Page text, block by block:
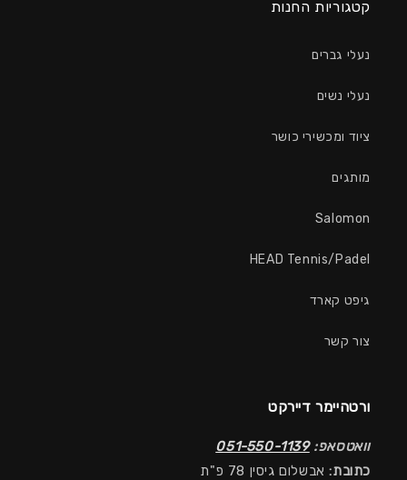
קטגוריות החנות
נעלי גברים
נעלי נשים
ציוד ומכשירי כושר
מותגים
Salomon
HEAD Tennis/Padel
גיפט קארד
צור קשר
ורטהיימר דיירקט
וואטסאפ:051-550-1139
כתובת:אבשלום גיסין 78 פ"ת